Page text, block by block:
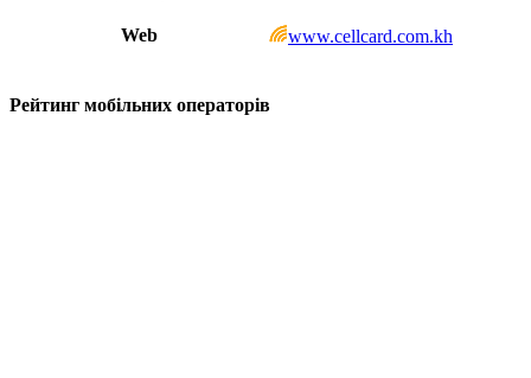
Web www.cellcard.com.kh
Рейтинг мобільних операторів